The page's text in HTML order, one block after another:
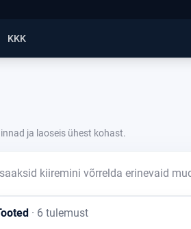
KKK
ja laoseis ühest kohast.
kiiremini võrrelda erinevaid
· 6 tulemust